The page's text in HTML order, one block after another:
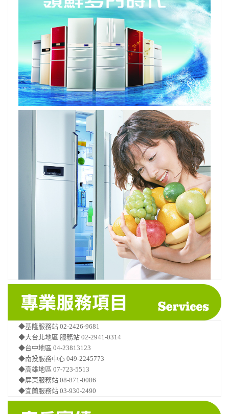
◆基隆服務站 02-2426-9681
◆大台北地區 服務站 02-2941-0314
◆台中地區 04-23813123
◆南投服務中心 049-2245773
◆高雄地區 07-723-5513
◆屏東服務站 08-871-0086
◆宜蘭服務站 03-930-2490